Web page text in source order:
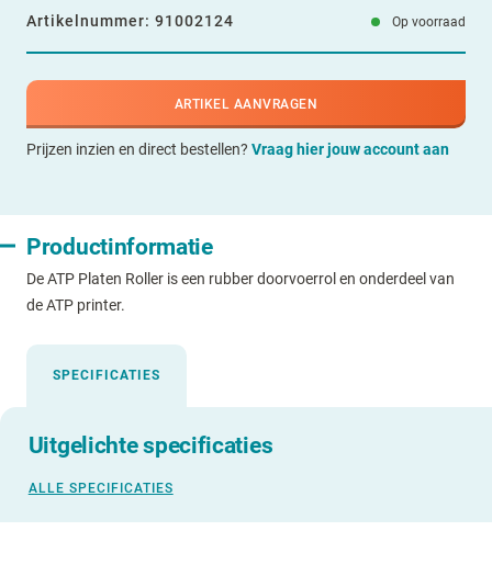
Artikelnummer: 91002124 Op voorraad
ARTIKEL AANVRAGEN
Prijzen inzien en direct bestellen? Vraag hier jouw account aan
Productinformatie
De ATP Platen Roller is een rubber doorvoerrol en onderdeel van
de ATP printer.
SPECIFICATIES
Uitgelichte specificaties
ALLE SPECIFICATIES